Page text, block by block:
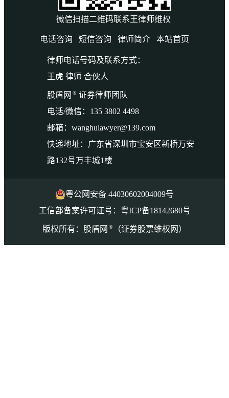
微信扫描二维码联系王律师维权
电话咨询 短信咨询 律师简介 本站首页
律师电话号码及联系方式：
王虎 律师 合伙人
股盾网 ® 证券律师团队
电话/微信：135 3802 4498
邮箱：wanghulawyer@139.com
快递地址：广东省深圳市宝安区新桥万安
路132号万丰城1楼
粤公网安备 44030602004009号
工信部备案许可证号：粤ICP备18142680号
版权所有：股盾网 ® （证券股票维权网）